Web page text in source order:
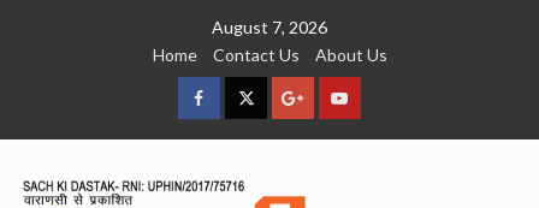
August 7, 2026
Home
Contact Us About Us
facebookTwitterGoogleYouTube